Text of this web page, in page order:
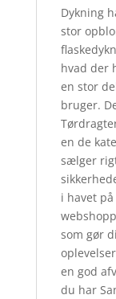
Dykning
stor
hvad der
en stor
bruger.
en de
sælger
i havet
som gør
en god
du har